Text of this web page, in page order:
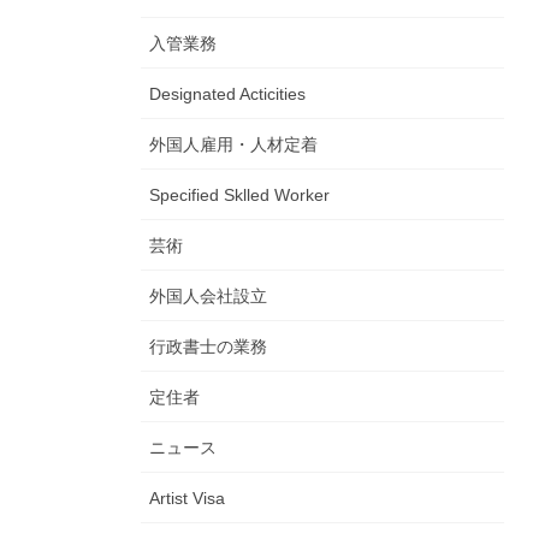
入管業務
Designated Acticities
外国人雇用・人材定着
Specified Sklled Worker
芸術
外国人会社設立
行政書士の業務
定住者
ニュース
Artist Visa